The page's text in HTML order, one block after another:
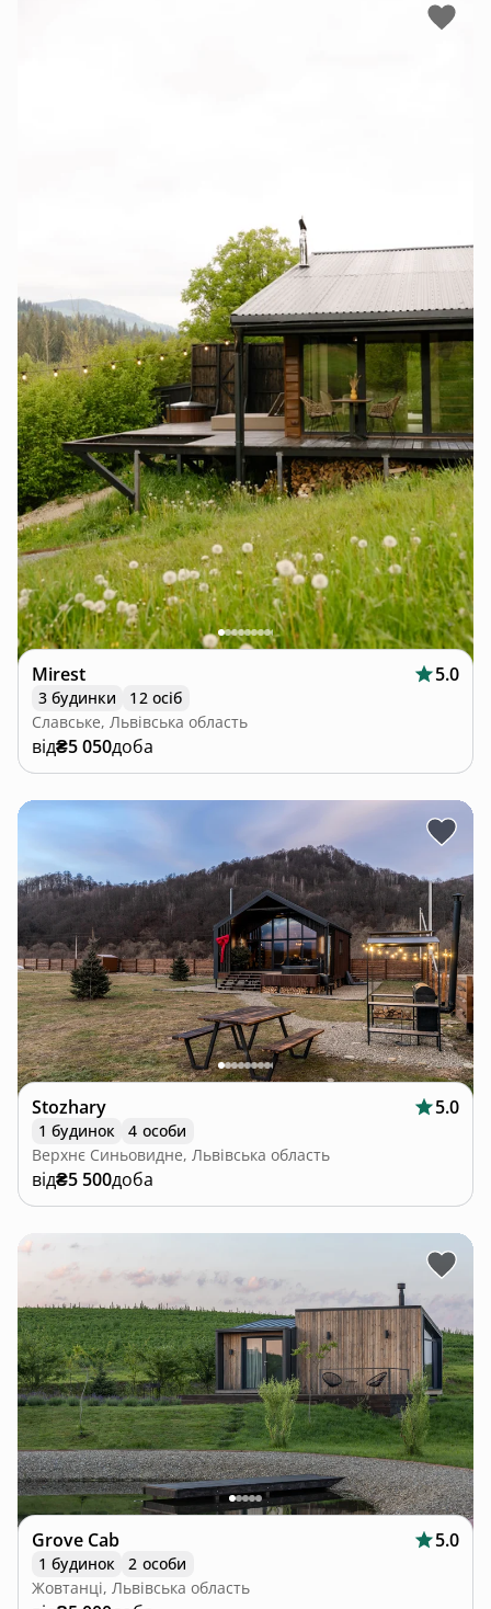
Mirest 5.0
3 будинки
12 осіб
Славське, Львівська область
від₴5 050доба
Stozhary 5.0
1 будинок
4 особи
Верхнє Синьовидне, Львівська область
від₴5 500доба
Grove Cab 5.0
1 будинок
2 особи
Жовтанці, Львівська область